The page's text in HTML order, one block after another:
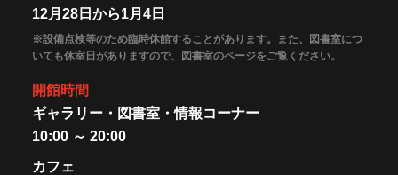
12月28日から1月4日
※設備点検等のため臨時休館することがあります。また、図書室につ
いても休室日がありますので、図書室のページをご覧ください。
開館時間
ギャラリー・図書室・情報コーナー
10:00 ～ 20:00
カフェ